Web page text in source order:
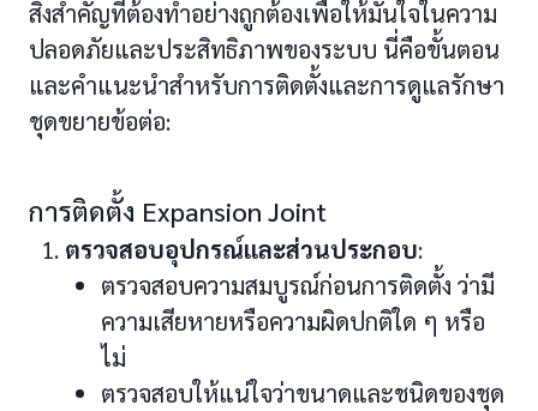
สิ่งสำคัญที่ต้องทำอย่างถูกต้องเพื่อให้มั่นใจในความ
ปลอดภัยและประสิทธิภาพของระบบ นี่คือขั้นตอน
และคำแนะนำสำหรับการติดตั้งและการดูแลรักษา
ชุดขยายข้อต่อ:
การติดตั้ง Expansion Joint
ตรวจสอบอุปกรณ์และส่วนประกอบ:
ตรวจสอบความสมบูรณ์ก่อนการติดตั้ง ว่ามี
ความเสียหายหรือความผิดปกติใด ๆ หรือ
ไม่
ตรวจสอบให้แน่ใจว่าขนาดและชนิดของชุด